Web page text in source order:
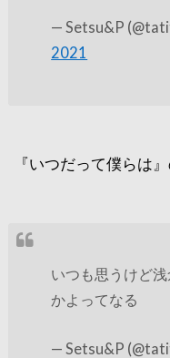
— Setsu&P
2021
『いつだって僕らは
いつも思うけど
かよってなる
— Setsu&P